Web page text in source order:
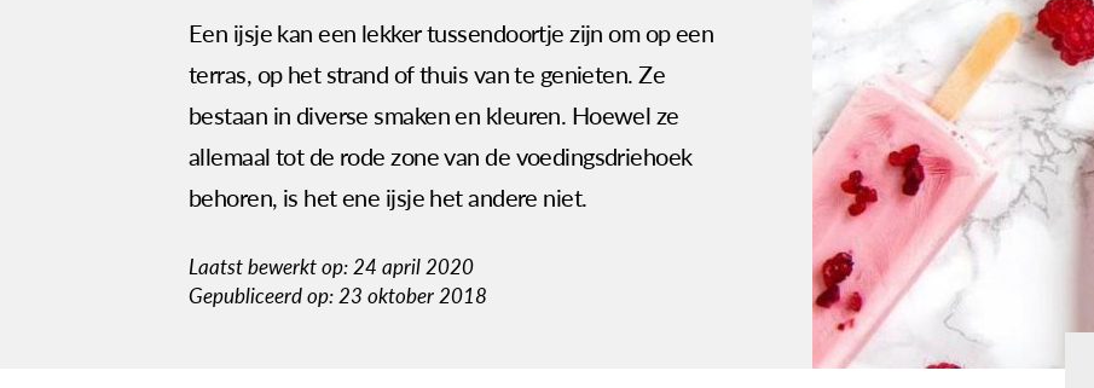
Een ijsje kan een lekker tussendoortje zijn om op een
terras, op het strand of thuis van te genieten. Ze
bestaan in diverse smaken en kleuren. Hoewel ze
allemaal tot de rode zone van de voedingsdriehoek
behoren, is het ene ijsje het andere niet.
Laatst bewerkt op: 24 april 2020
Gepubliceerd op: 23 oktober 2018